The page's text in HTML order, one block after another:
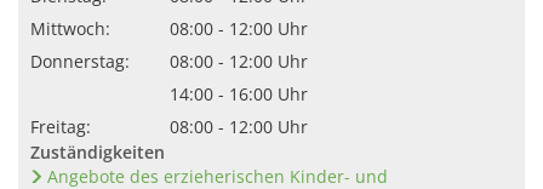
Mittwoch:
08:00 - 12:00 Uhr
Donnerstag:
08:00 - 12:00 Uhr
14:00 - 16:00 Uhr
Freitag:
08:00 - 12:00 Uhr
Zuständigkeiten
Angebote des erzieherischen Kinder- und